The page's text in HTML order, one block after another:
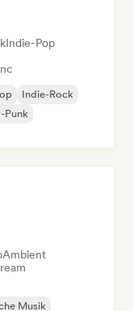
Indie-Pop
Indie-Rock
Punk
Ambient
Musik